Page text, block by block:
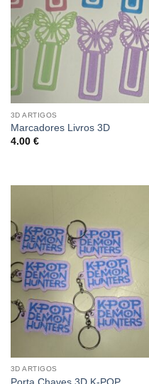
3D ARTIGOS
Marcadores Livros 3D
4.00 €
3D ARTIGOS